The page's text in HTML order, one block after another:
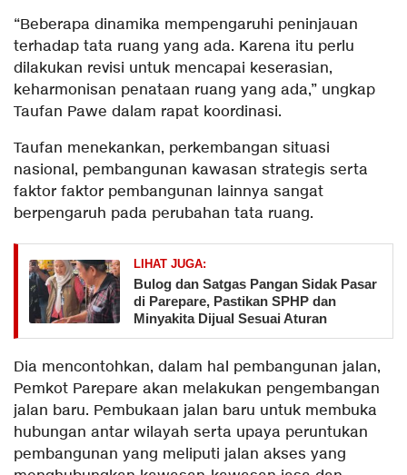
“Beberapa dinamika mempengaruhi peninjauan
terhadap tata ruang yang ada. Karena itu perlu
dilakukan revisi untuk mencapai keserasian,
keharmonisan penataan ruang yang ada,” ungkap
Taufan Pawe dalam rapat koordinasi.
Taufan menekankan, perkembangan situasi
nasional, pembangunan kawasan strategis serta
faktor faktor pembangunan lainnya sangat
berpengaruh pada perubahan tata ruang.
LIHAT JUGA:
Bulog dan Satgas Pangan Sidak Pasar
di Parepare, Pastikan SPHP dan
Minyakita Dijual Sesuai Aturan
Dia mencontohkan, dalam hal pembangunan jalan,
Pemkot Parepare akan melakukan pengembangan
jalan baru. Pembukaan jalan baru untuk membuka
hubungan antar wilayah serta upaya peruntukan
pembangunan yang meliputi jalan akses yang